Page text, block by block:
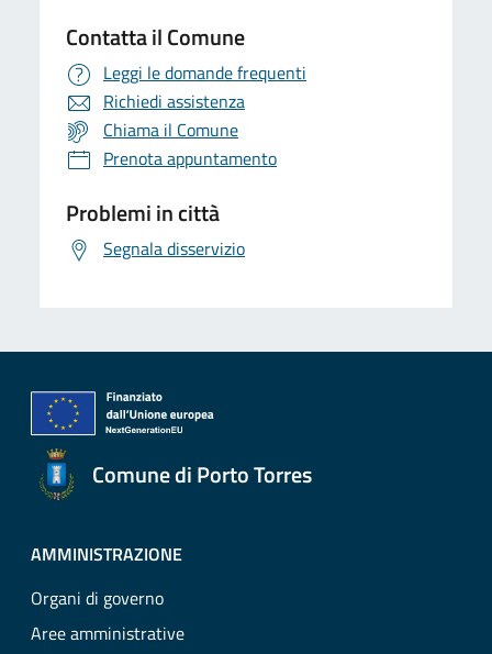
Contatta il Comune
Leggi le domande frequenti
Richiedi assistenza
Chiama il Comune
Prenota appuntamento
Problemi in città
Segnala disservizio
Comune di Porto Torres
AMMINISTRAZIONE
Organi di governo
Aree amministrative